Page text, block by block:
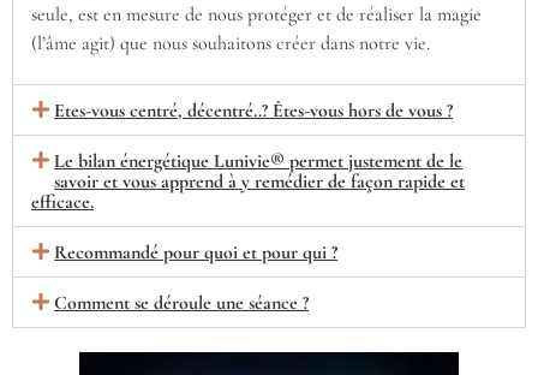
seule, est en mesure de nous protéger et de réaliser la magie
(l’âme agit) que nous souhaitons créer dans notre vie.
Etes-vous centré, décentré..? Êtes-vous hors de vous ?
Le bilan énergétique Lunivie® permet justement de le
savoir et vous apprend à y remédier de façon rapide et
efficace.
Recommandé pour quoi et pour qui ?
Comment se déroule une séance ?